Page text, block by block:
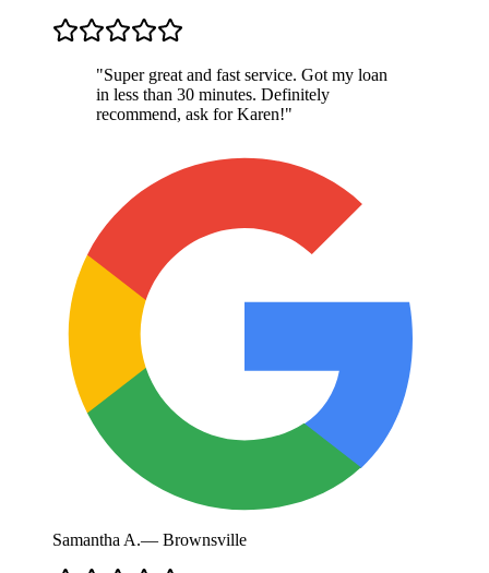
"Super great and fast service. Got my loan
in less than 30 minutes. Definitely
recommend, ask for Karen!"
Samantha A.— Brownsville